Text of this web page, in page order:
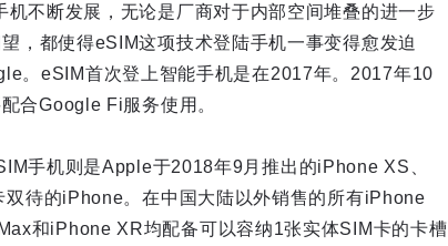
不断发展，无论是厂商对于内部空间堆叠的进一步
，都使得eSIM这项技术登陆手机一事变得愈发迫
。eSIM首次登上智能手机是在2017年。2017年10
合Google Fi服务使用。
手机则是Apple于2018年9月推出的iPhone XS、
待的iPhone。在中国大陆以外销售的所有iPhone
和iPhone XR均配备可以容纳1张实体SIM卡的卡槽